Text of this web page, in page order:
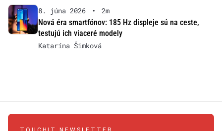
8. júna 2026 •
2m
Nová éra smartfónov: 185 Hz displeje sú na ceste,
testujú ich viaceré modely
Katarína Šimková